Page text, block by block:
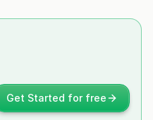
Get Started for free